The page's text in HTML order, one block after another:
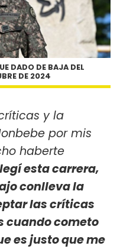
DADO DE BAJA DEL
DE 2024
y la
por mis
haberte
esta carrera,
conlleva la
las críticas
cuando cometo
es justo que me